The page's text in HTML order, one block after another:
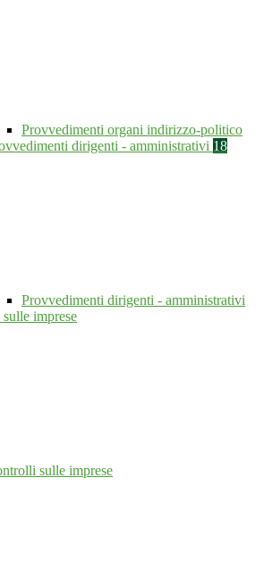
Provvedimenti organi indirizzo-politico
dirigenti - amministrativi 18
Provvedimenti dirigenti - amministrativi
imprese
sulle imprese